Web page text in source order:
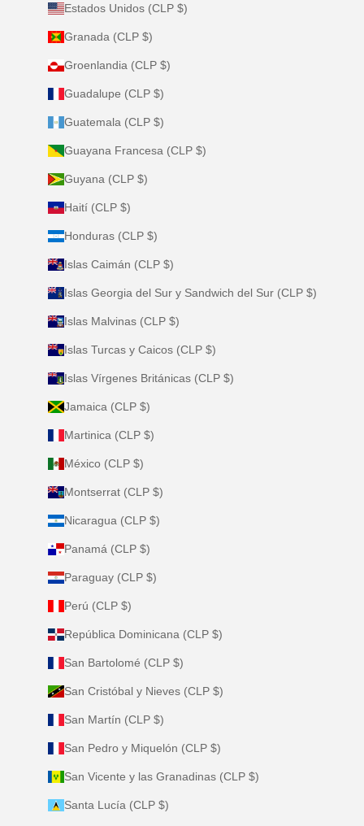
Estados Unidos (CLP $)
Granada (CLP $)
Groenlandia (CLP $)
Guadalupe (CLP $)
Guatemala (CLP $)
Guayana Francesa (CLP $)
Guyana (CLP $)
Haití (CLP $)
Honduras (CLP $)
Islas Caimán (CLP $)
Islas Georgia del Sur y Sandwich del Sur (CLP $)
Islas Malvinas (CLP $)
Islas Turcas y Caicos (CLP $)
Islas Vírgenes Británicas (CLP $)
Jamaica (CLP $)
Martinica (CLP $)
México (CLP $)
Montserrat (CLP $)
Nicaragua (CLP $)
Panamá (CLP $)
Paraguay (CLP $)
Perú (CLP $)
República Dominicana (CLP $)
San Bartolomé (CLP $)
San Cristóbal y Nieves (CLP $)
San Martín (CLP $)
San Pedro y Miquelón (CLP $)
San Vicente y las Granadinas (CLP $)
Santa Lucía (CLP $)